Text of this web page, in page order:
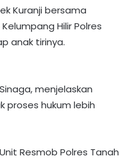
Kuranji bersama
Hilir Polres
anak tirinya.
menjelaskan
proses hukum lebih
Resmob Polres Tanah